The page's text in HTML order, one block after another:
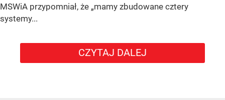
MSWiA przypomniał, że „mamy zbudowane cztery
systemy...
CZYTAJ DALEJ